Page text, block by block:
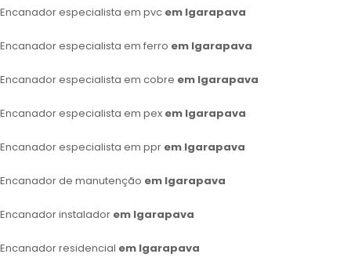
Encanador especialista em pvc em Igarapava
Encanador especialista em ferro em Igarapava
Encanador especialista em cobre em Igarapava
Encanador especialista em pex em Igarapava
Encanador especialista em ppr em Igarapava
Encanador de manutenção em Igarapava
Encanador instalador em Igarapava
Encanador residencial em Igarapava